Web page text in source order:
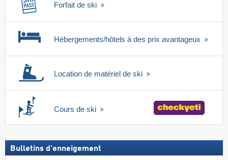
Forfait de ski
Hébergements/hôtels à des prix avantageux
Location de matériel de ski
Cours de ski
Bulletins d'enneigement